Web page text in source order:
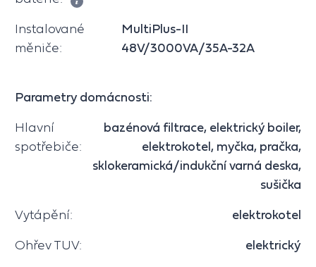
Instalované
měniče:
MultiPlus-II
48V/3000VA/35A-32A
Parametry domácnosti:
Hlavní
spotřebiče:
bazénová filtrace, elektrický boiler,
elektrokotel, myčka, pračka,
sklokeramická/indukční varná deska,
sušička
Vytápění: elektrokotel
Ohřev TUV: elektrický